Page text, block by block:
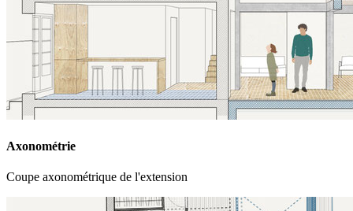
Axonométrie
Coupe axonométrique de l'extension